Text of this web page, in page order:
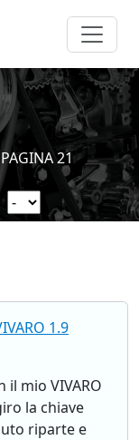
21
1.9
il mio VIVARO
la chiave
riparte e